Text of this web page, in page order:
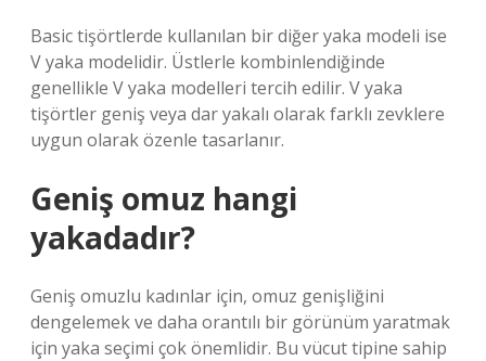
Basic tişörtlerde kullanılan bir diğer yaka modeli ise
V yaka modelidir. Üstlerle kombinlendiğinde
genellikle V yaka modelleri tercih edilir. V yaka
tişörtler geniş veya dar yakalı olarak farklı zevklere
uygun olarak özenle tasarlanır.
Geniş omuz hangi
yakadadır?
Geniş omuzlu kadınlar için, omuz genişliğini
dengelemek ve daha orantılı bir görünüm yaratmak
için yaka seçimi çok önemlidir. Bu vücut tipine sahip